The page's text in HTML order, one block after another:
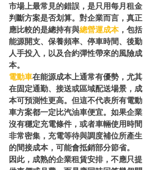
市場上最常見的錯誤，是只用每月租金
判斷方案是否划算。對企業而言，真正
應比較的是總持有與總營運成本，包括
能源開支、保養頻率、停車時間、後勤
人手投入，以及合約彈性帶來的風險成
本。
電動車在能源成本上通常有優勢，尤其
在固定通勤、接送或區域配送場景，成
本可預測性更高。但這不代表所有電動
車方案都一定比汽油車便宜。如果企業
沒有穩定充電條件，或者車輛使用時間
非常密集，充電等待與調度補位所產生
的間接成本，可能會抵銷部分節省。
因此，成熟的企業租賃安排，不應只提